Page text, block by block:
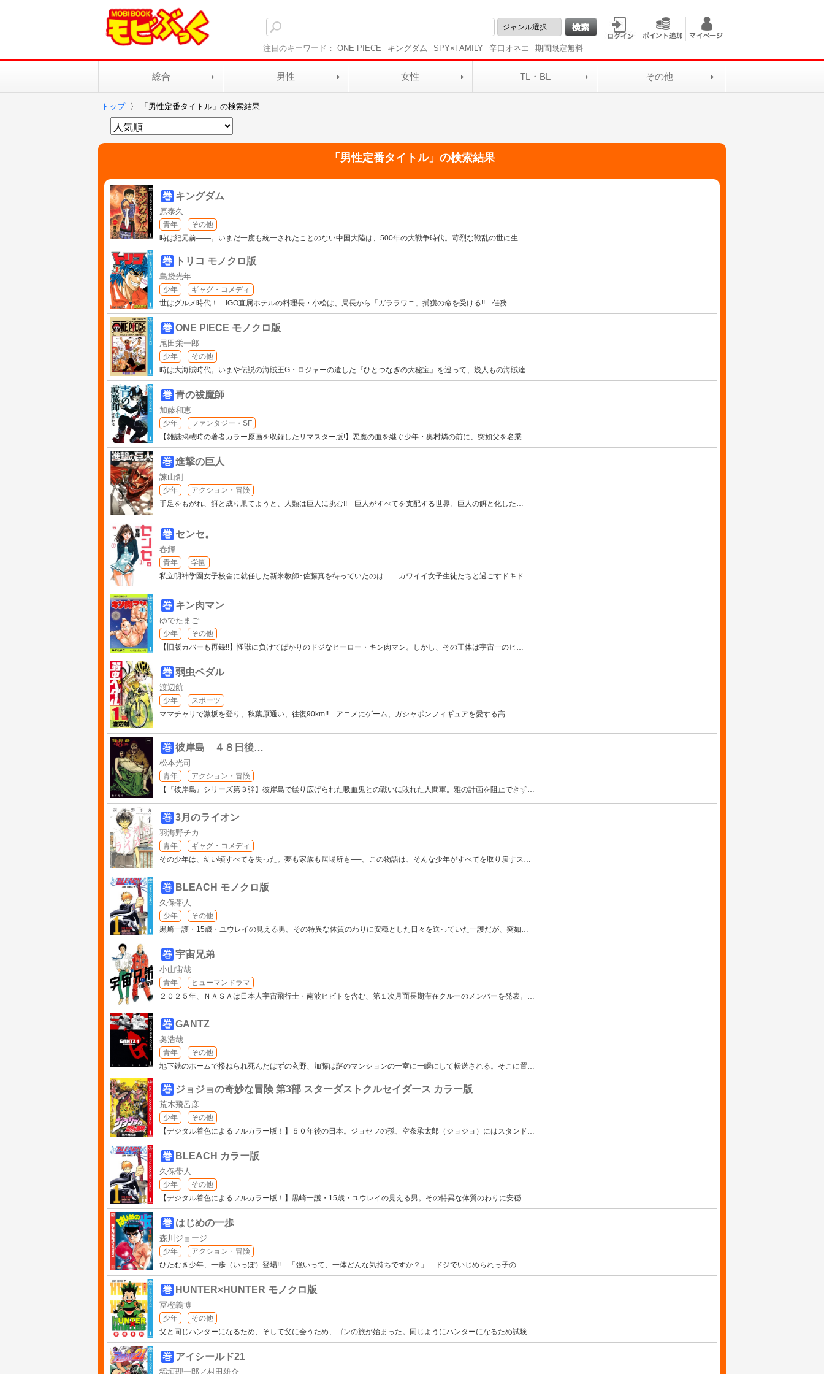
注目のキーワード： ONE PIECE キングダム SPY×FAMILY 辛口オネエ 期間限定無料
総合 男性 女性 TL・BL その他
トップ 〉 「男性定番タイトル」の検索結果
「 男性定番タイトル」の検索結果
巻 キングダム
原泰久
青年
その他
時は紀元前――。いまだ一度も統一されたことのない中国大陸は、500年の大戦争時代。苛烈な戦乱の世に生…
巻 トリコ モノクロ版
島袋光年
少年
ギャグ・コメディ
世はグルメ時代！ IGO直属ホテルの料理長・小松は、局長から「ガララワニ」捕獲の命を受ける!! 任務…
巻 ONE PIECE モノクロ版
尾田栄一郎
少年
その他
時は大海賊時代。いまや伝説の海賊王G・ロジャーの遺した『ひとつなぎの大秘宝』を巡って、幾人もの海賊達…
巻 青の祓魔師
加藤和恵
少年
ファンタジー・SF
【雑誌掲載時の著者カラー原画を収録したリマスター版!】悪魔の血を継ぐ少年・奥村燐の前に、突如父を名乗…
巻 進撃の巨人
諫山創
少年
アクション・冒険
手足をもがれ、餌と成り果てようと、人類は巨人に挑む!! 巨人がすべてを支配する世界。巨人の餌と化した…
巻 センセ。
春輝
青年
学園
私立明神学園女子校舎に就任した新米教師･佐藤真を待っていたのは……カワイイ女子生徒たちと過ごすドキド…
巻 キン肉マン
ゆでたまご
少年
その他
【旧版カバーも再録!!】怪獣に負けてばかりのドジなヒーロー・キン肉マン。しかし、その正体は宇宙一のヒ …
巻 弱虫ペダル
渡辺航
少年
スポーツ
ママチャリで激坂を登り、秋葉原通い、往復90km!! アニメにゲーム、ガシャポンフィギュアを愛する高…
巻 彼岸島 ４８日後…
松本光司
青年
アクション・冒険
【『彼岸島』シリーズ第３弾】彼岸島で繰り広げられた吸血鬼との戦いに敗れた人間軍。雅の計画を阻止できず…
巻 3月のライオン
羽海野チカ
青年
ギャグ・コメディ
その少年は、幼い頃すべてを失った。夢も家族も居場所も──。この物語は、そんな少年がすべてを取り戻すス…
巻 BLEACH モノクロ版
久保帯人
少年
その他
黒崎一護・15歳・ユウレイの見える男。その特異な体質のわりに安穏とした日々を送っていた一護だが、突如…
巻 宇宙兄弟
小山宙哉
青年
ヒューマンドラマ
２０２５年、ＮＡＳＡは日本人宇宙飛行士・南波ヒビトを含む、第１次月面長期滞在クルーのメンバーを発表。 …
巻 GANTZ
奥浩哉
青年
その他
地下鉄のホームで撥ねられ死んだはずの玄野、加藤は謎のマンションの一室に一瞬にして転送される。そこに置…
巻 ジョジョの奇妙な冒険 第3部 スターダストクルセイダース カラー版
荒木飛呂彦
少年
その他
【デジタル着色によるフルカラー版！】５０年後の日本。ジョセフの孫、空条承太郎（ジョジョ）にはスタンド…
巻 BLEACH カラー版
久保帯人
少年
その他
【デジタル着色によるフルカラー版！】黒崎一護・15歳・ユウレイの見える男。その特異な体質のわりに安穏…
巻 はじめの一歩
森川ジョージ
少年
アクション・冒険
ひたむき少年、一歩（いっぽ）登場!! 「強いって、一体どんな気持ちですか？」 ドジでいじめられっ子の…
巻 HUNTER×HUNTER モノクロ版
冨樫義博
少年
その他
父と同じハンターになるため、そして父に会うため、ゴンの旅が始まった。同じようにハンターになるため試験…
巻 アイシールド21
稲垣理一郎／村田雄介